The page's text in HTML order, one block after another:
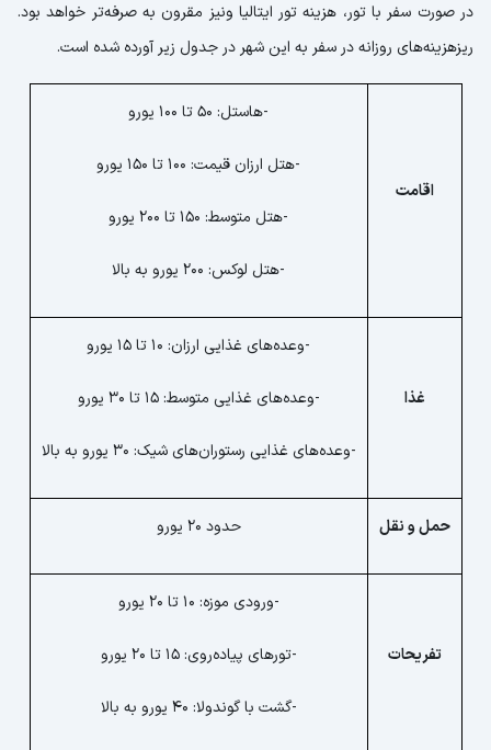
در صورت سفر با تور، هزینه تور ایتالیا ونیز مقرون به صرفه‌تر خواهد بود.
ریزهزینه‌های روزانه در سفر به این شهر در جدول زیر آورده شده است.
اقامت
-هاستل: 50 تا 100 یورو
-هتل ارزان قیمت: 100 تا 150 یورو
-هتل متوسط: 150 تا 200 یورو
-هتل لوکس: 200 یورو به بالا
غذا
-وعده‌های غذایی ارزان: 10 تا 15 یورو
-وعده‌های غذایی متوسط: 15 تا 30 یورو
-وعده‌های غذایی رستوران‌های شیک: 30 یورو به بالا
حمل و نقل حدود 20 یورو
تفریحات
-ورودی موزه: 10 تا 20 یورو
-تورهای پیاده‌روی: 15 تا 20 یورو
-گشت با گوندولا: 40 یورو به بالا